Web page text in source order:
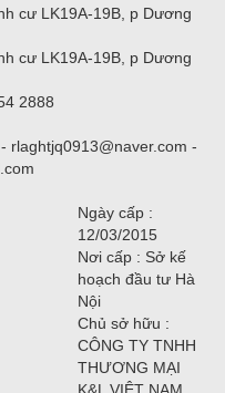
cư LK19A-19B, p Dương
cư LK19A-19B, p Dương
2888
rlaghtjq0913@naver.com -
Ngày cấp :
12/03/2015
Nơi cấp : Sở kế
hoạch đầu tư Hà
Nội
Chủ sở hữu :
CÔNG TY TNHH
THƯƠNG MẠI